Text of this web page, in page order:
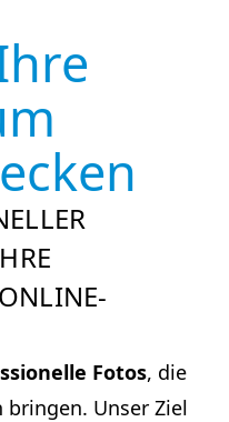
Fotos, die
Unser Ziel